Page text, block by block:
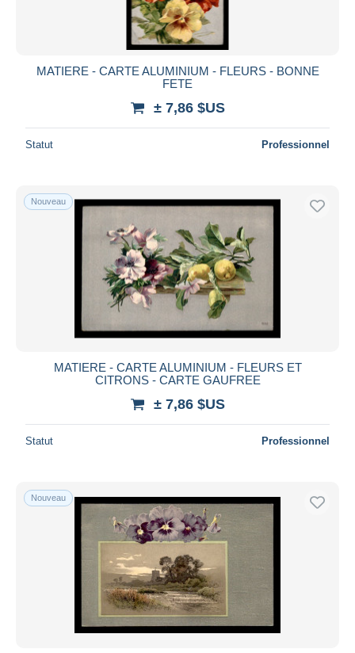
MATIERE - CARTE ALUMINIUM - FLEURS - BONNE
FETE
± 7,86 $US
Statut Professionnel
Nouveau
MATIERE - CARTE ALUMINIUM - FLEURS ET
CITRONS - CARTE GAUFREE
± 7,86 $US
Statut Professionnel
Nouveau